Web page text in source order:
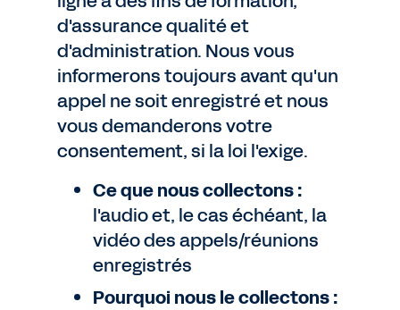
d'assurance qualité et
d'administration. Nous vous
informerons toujours avant qu'un
appel ne soit enregistré et nous
vous demanderons votre
consentement, si la loi l'exige.
Ce que nous collectons :
l'audio et, le cas échéant, la
vidéo des appels/réunions
enregistrés
Pourquoi nous le collectons :